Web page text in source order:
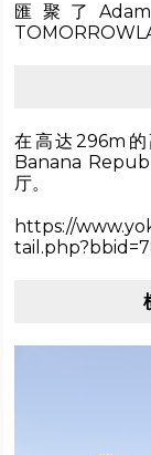
匯聚了
在高达296m的
Banana
厅。
https://